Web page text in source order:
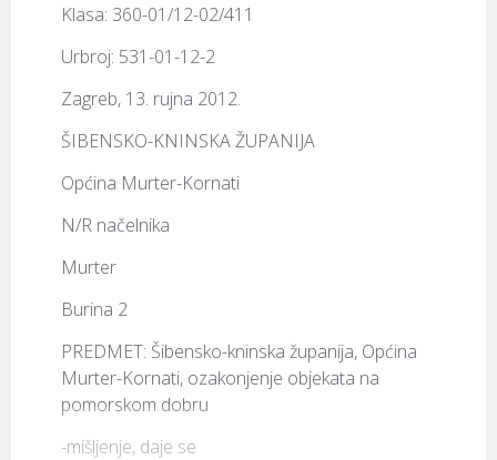
Klasa: 360-01/12-02/411
Urbroj: 531-01-12-2
Zagreb, 13. rujna 2012.
ŠIBENSKO-KNINSKA ŽUPANIJA
Općina Murter-Kornati
N/R načelnika
Murter
Burina 2
PREDMET: Šibensko-kninska županija, Općina
Murter-Kornati, ozakonjenje objekata na
pomorskom dobru
-mišljenje, daje se